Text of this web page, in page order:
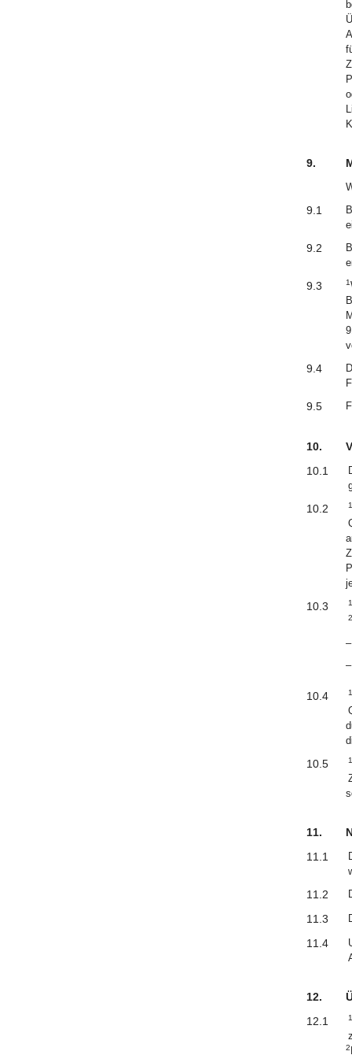
9.
9.1
9.2
9.3 1
9.4
9.5
10.
10.1
10.2 1
10.3 1
2
–
–
10.4 1
10.5 1
11.
11.1
11.2
11.3
11.4
12.
12.1
1
2